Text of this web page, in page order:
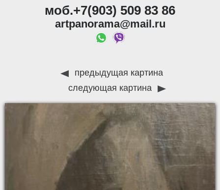
моб.+7(903) 509 83 86
artpanorama@mail.ru
предыдущая картина
следующая картина